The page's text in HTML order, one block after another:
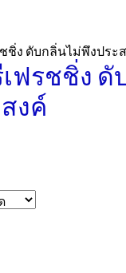
ฟรชชิ่ง ดั
งค์